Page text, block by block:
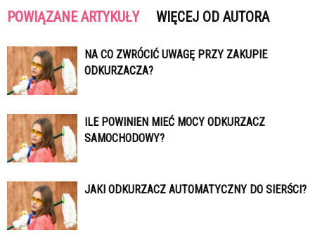
POWIĄZANE ARTYKUŁY WIĘCEJ OD AUTORA
NA CO ZWRÓCIĆ UWAGĘ PRZY ZAKUPIE
ODKURZACZA?
ILE POWINIEN MIEĆ MOCY ODKURZACZ
SAMOCHODOWY?
JAKI ODKURZACZ AUTOMATYCZNY DO SIERŚCI?